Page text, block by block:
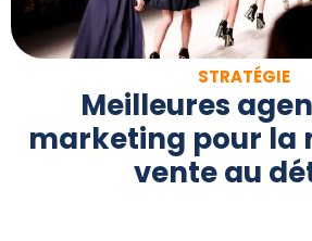
STRATÉGIE
Meilleures
marketing pour la
vente au